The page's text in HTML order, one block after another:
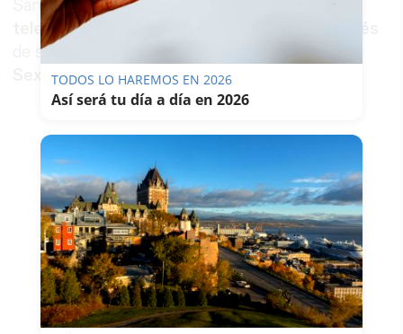
Sánchez supone además
televisión nacional más de una década después
de su etapa al frente de
El último monoen
Sexta.
TODOS LO HAREMOS EN 2026
Así será tu día a día en 2026